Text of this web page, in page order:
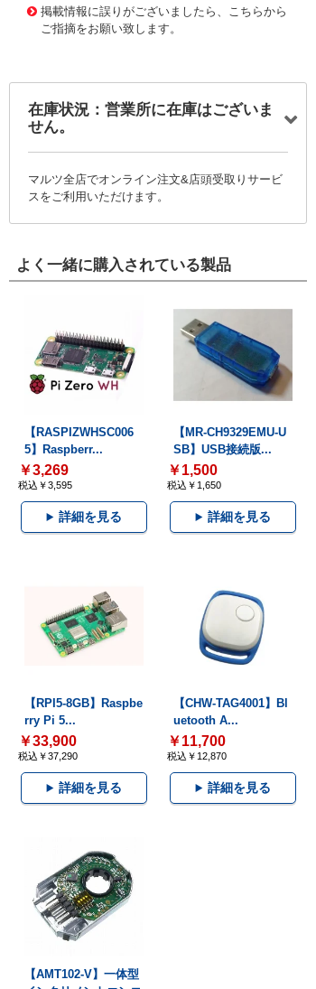
掲載情報に誤りがございましたら、こちらから
ご指摘をお願い致します。
在庫状況：営業所に在庫はございま
せん。
マルツ全店でオンライン注文&店頭受取りサービ
スをご利用いただけます。
よく一緒に購入されている製品
【RASPIZWHSC006
5】Raspberr...
￥3,269
税込￥3,595
詳細を見る
【MR-CH9329EMU-U
SB】USB接続版...
￥1,500
税込￥1,650
詳細を見る
【RPI5-8GB】Raspbe
rry Pi 5...
￥33,900
税込￥37,290
詳細を見る
【CHW-TAG4001】Bl
uetooth A...
￥11,700
税込￥12,870
詳細を見る
【AMT102-V】一体型